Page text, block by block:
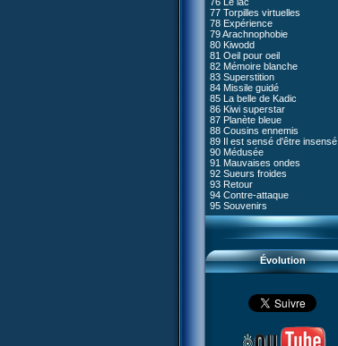
77 Torpilles virtuelles
78 Expérience
79 Arachnophobie
80 Kiwodd
81 Oeil pour oeil
82 Mémoire blanche
83 Superstition
84 Missile guidé
85 La belle de Kadic
86 Kiwi superstar
87 Planète bleue
88 Cousins ennemis
89 Il est sensé d'être insensé
90 Médusée
91 Mauvaises ondes
92 Sueurs froides
93 Retour
94 Contre-attaque
95 Souvenirs
Évolution
#05 - Rivalité
#06 - Soupçons
#07 - Compte-à-rebours
#08 - Virus
#09 - Comment tromper XANA
#10 - Le réveil du guerrier
#11 - Rendez-vous
#12 - Chaos à Kadic
#13 - Vendredi 13
#14 - Intrusion
#15 - Les sans-codes
#16 - Confusion
#17 - Un avenir professionnel
assuré
#18 - Obstination
#19 - Le piège
#20 - Espionnage
#21 - Faux-semblants
#22 - Mutinerie
#23 - Le blues de Jérémie
#24 - Paradoxe temporel
#25 - Hécatombe
#26 - Ultime mission